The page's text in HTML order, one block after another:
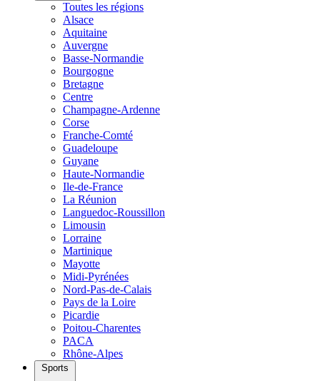
Toutes les régions
Alsace
Aquitaine
Auvergne
Basse-Normandie
Bourgogne
Bretagne
Centre
Champagne-Ardenne
Corse
Franche-Comté
Guadeloupe
Guyane
Haute-Normandie
Ile-de-France
La Réunion
Languedoc-Roussillon
Limousin
Lorraine
Martinique
Mayotte
Midi-Pyrénées
Nord-Pas-de-Calais
Pays de la Loire
Picardie
Poitou-Charentes
PACA
Rhône-Alpes
Sports